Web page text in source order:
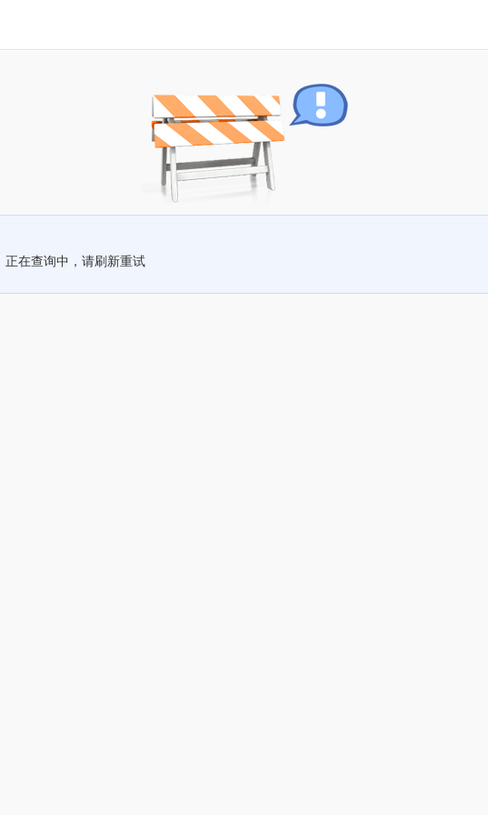
正在查询中，请刷新重试